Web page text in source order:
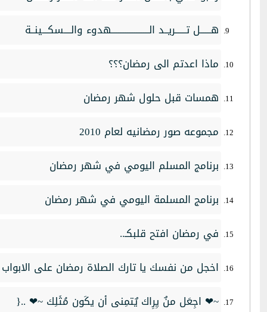
هــــــل تــــــريــد الـــــــــــــــــــــهدوء والــــسكـــينــة
ماذا اعدتم الى رمضان؟؟؟
همسات قبل حلول شهر رمضان
مجموعه صور رمضانيه لعام 2010
برنامج المسلم اليومي في شهر رمضان
برنامج المسلمة اليومي في شهر رمضان
في رمضان افتح قلبكـ..
اخجل من نفسك يا تارك الصلاة رمضان على
~❤ اجِعَل منٌ يِرِاك يٌتمِنى أن يكَون مُثَلِك ~❤ ..{